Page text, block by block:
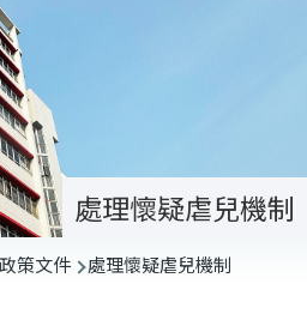
處理懷疑虐兒機制
策文件 處理懷疑虐兒機制